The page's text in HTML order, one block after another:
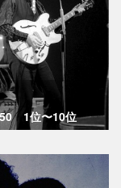
50 1位〜10位